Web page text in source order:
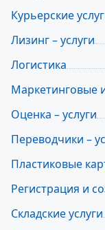
Курьерские
Лизинг – услуги
Логистика
Маркетинговые
Оценка – услуги
Переводчики –
Пластиковые
Регистрация и
Складские услуги